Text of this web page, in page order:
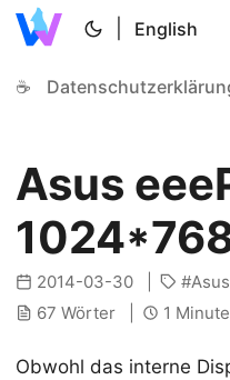
English
☕
Asus
2014-03-30 Asus
67 Wörter
1 Minute
Obwohl das interne